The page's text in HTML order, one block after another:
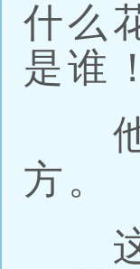
什么
是谁
他
方。
这